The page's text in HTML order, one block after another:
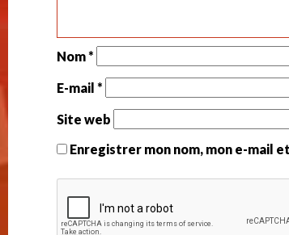
Nom*
E-mail*
Site web
Enregistrer mon nom, mon e-mail